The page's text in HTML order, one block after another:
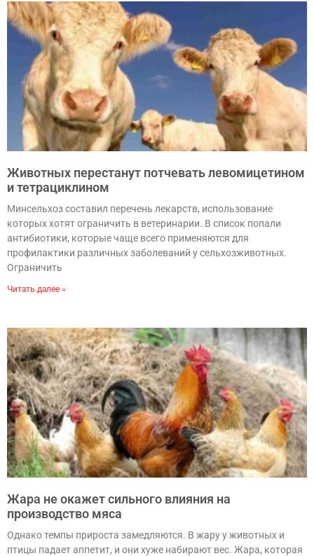
Животных перестанут потчевать левомицетином
и тетрациклином
Минсельхоз составил перечень лекарств, использование
которых хотят ограничить в ветеринарии. В список попали
антибиотики, которые чаще всего применяются для
профилактики различных заболеваний у сельхозживотных.
Ограничить
Читать далее »
Жара не окажет сильного влияния на
производство мяса
Однако темпы прироста замедляются. В жару у животных и
птицы падает аппетит, и они хуже набирают вес. Жара, которая